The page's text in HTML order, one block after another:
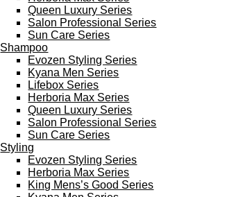
Queen Luxury Series
Salon Professional Series
Sun Care Series
Shampoo
Evozen Styling Series
Kyana Men Series
Lifebox Series
Herboria Max Series
Queen Luxury Series
Salon Professional Series
Sun Care Series
Styling
Evozen Styling Series
Herboria Max Series
King Mens’s Good Series